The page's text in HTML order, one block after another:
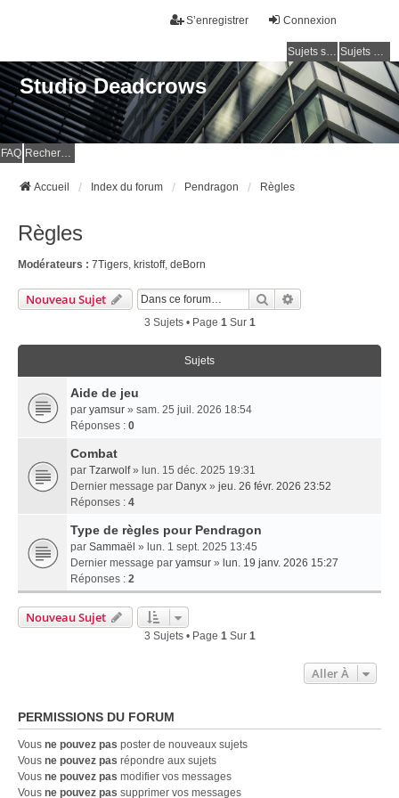
Connexion
S’enregistrer
Sujets sans réponse Sujets actifs
Studio Deadcrows
FAQ Rechercher
Accueil Index du forum Pendragon Règles
Règles
Modérateurs : 7Tigers, kristoff, deBorn
Nouveau Sujet Rechercher
3 Sujets • Page 1Sur 1
Sujets
Aide de jeu
par yamsur » sam. 25 juil. 2026 18:54
Réponses : 0
Combat
par Tzarwolf» lun. 15 déc. 2025 19:31
Dernier message par Danyx » jeu. 26 févr. 2026 23:52
Réponses : 4
Type de règles pour Pendragon
par Sammaël » lun. 1 sept. 2025 13:45
Dernier message par yamsur » lun. 19 janv. 2026 15:27
Réponses : 2
Nouveau Sujet
3 Sujets • Page 1Sur 1
Aller À
PERMISSIONS DU FORUM
Vous ne pouvez pas poster de nouveaux sujets
Vous ne pouvez pas répondre aux sujets
Vous ne pouvez pas modifier vos messages
Vous ne pouvez pas supprimer vos messages